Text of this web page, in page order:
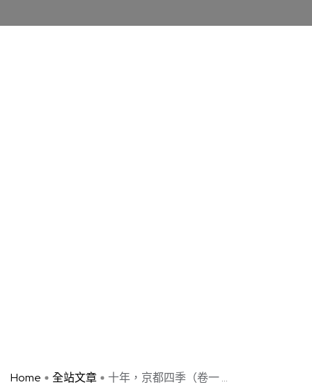
Home 全站文章 十年，京都四季（卷一 ...